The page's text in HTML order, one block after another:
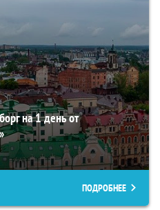
на 1 день от
ПОДРОБНЕЕ